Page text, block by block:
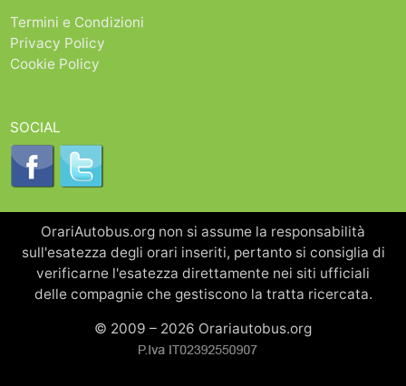
Termini e Condizioni
Privacy Policy
Cookie Policy
SOCIAL
OrariAutobus.org non si assume la responsabilità
sull'esatezza degli orari inseriti, pertanto si consiglia di
verificarne l'esatezza direttamente nei siti ufficiali
delle compagnie che gestiscono la tratta ricercata.
© 2009 – 2026 Orariautobus.org